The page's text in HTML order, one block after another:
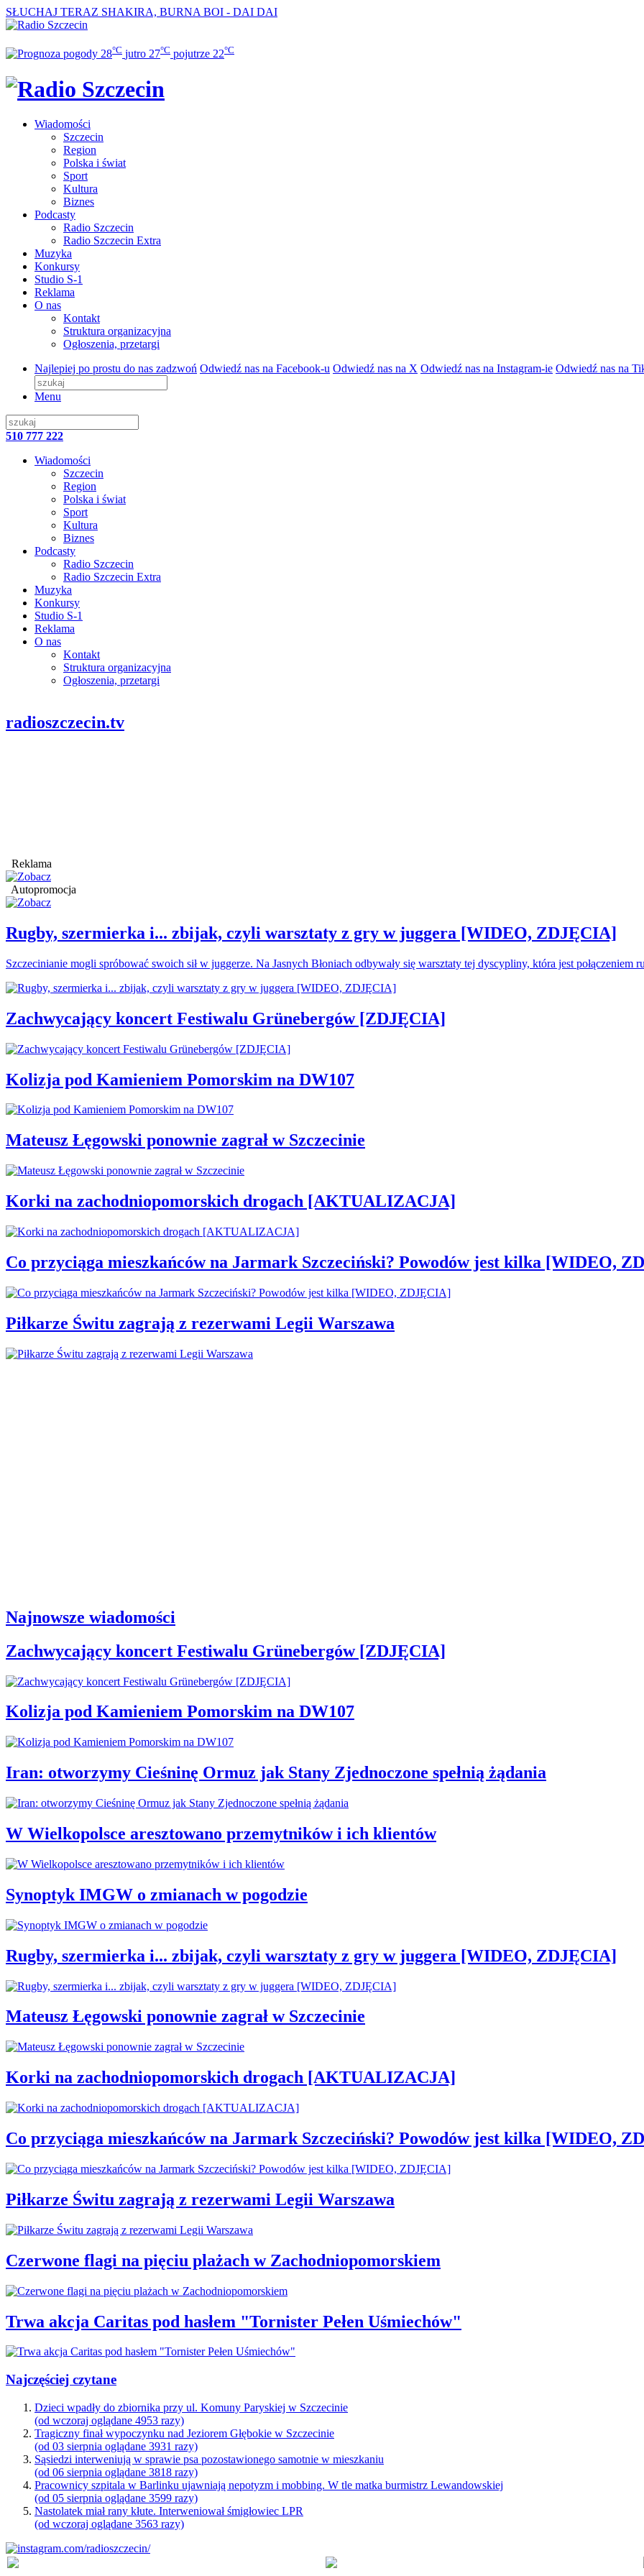
SŁUCHAJ TERAZ SHAKIRA, BURNA BOI - DAI DAI
28°C jutro 27°C pojutrze 22°C
Wiadomości
Szczecin
Region
Polska i świat
Sport
Kultura
Biznes
Podcasty
Radio Szczecin
Radio Szczecin Extra
Muzyka
Konkursy
Studio S-1
Reklama
O nas
Kontakt
Struktura organizacyjna
Ogłoszenia, przetargi
Najlepiej po prostu do nas zadzwoń Odwiedź nas na Facebook-u Odwiedź nas na X Odwiedź nas na Instagram-ie Odwiedź nas na
Menu
510 777 222
Wiadomości
Szczecin
Region
Polska i świat
Sport
Kultura
Biznes
Podcasty
Radio Szczecin
Radio Szczecin Extra
Muzyka
Konkursy
Studio S-1
Reklama
O nas
Kontakt
Struktura organizacyjna
Ogłoszenia, przetargi
radioszczecin.tv
Reklama
Autopromocja
Rugby, szermierka i... zbijak, czyli warsztaty z gry w juggera [WIDEO, ZDJĘCIA]
Szczecinianie mogli spróbować swoich sił w juggerze. Na Jasnych Błoniach odbywały się warsztaty tej dyscypliny, która jest połączeniem
Zachwycający koncert Festiwalu Grünebergów [ZDJĘCIA]
Kolizja pod Kamieniem Pomorskim na DW107
Mateusz Łęgowski ponownie zagrał w Szczecinie
Korki na zachodniopomorskich drogach [AKTUALIZACJA]
Co przyciąga mieszkańców na Jarmark Szczeciński? Powodów jest kilka [WIDEO,
Piłkarze Świtu zagrają z rezerwami Legii Warszawa
Najnowsze wiadomości
Zachwycający koncert Festiwalu Grünebergów [ZDJĘCIA]
Kolizja pod Kamieniem Pomorskim na DW107
Iran: otworzymy Cieśninę Ormuz jak Stany Zjednoczone spełnią żądania
W Wielkopolsce aresztowano przemytników i ich klientów
Synoptyk IMGW o zmianach w pogodzie
Rugby, szermierka i... zbijak, czyli warsztaty z gry w juggera [WIDEO, ZDJĘCIA]
Mateusz Łęgowski ponownie zagrał w Szczecinie
Korki na zachodniopomorskich drogach [AKTUALIZACJA]
Co przyciąga mieszkańców na Jarmark Szczeciński? Powodów jest kilka [WIDEO,
Piłkarze Świtu zagrają z rezerwami Legii Warszawa
Czerwone flagi na pięciu plażach w Zachodniopomorskiem
Trwa akcja Caritas pod hasłem "Tornister Pełen Uśmiechów"
Najczęściej czytane
Dzieci wpadły do zbiornika przy ul. Komuny Paryskiej w Szczecinie
(od wczoraj oglądane 4953 razy)
Tragiczny finał wypoczynku nad Jeziorem Głębokie w Szczecinie
(od 03 sierpnia oglądane 3931 razy)
Sąsiedzi interweniują w sprawie psa pozostawionego samotnie w mieszkaniu
(od 06 sierpnia oglądane 3818 razy)
Pracownicy szpitala w Barlinku ujawniają nepotyzm i mobbing. W tle matka burmistrz Lewandowskiej
(od 05 sierpnia oglądane 3599 razy)
Nastolatek miał rany kłute. Interweniował śmigłowiec LPR
(od wczoraj oglądane 3563 razy)